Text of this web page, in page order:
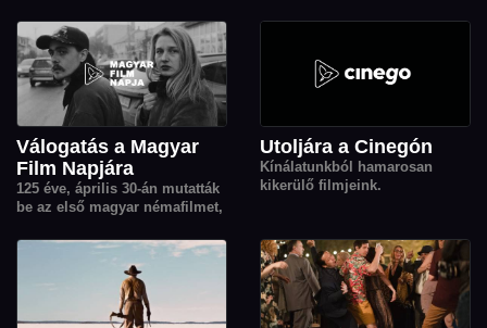
Seydoux-t, a kortárs európai
film egyik legkarakteresebb
színésznőjét.
gondtalan kikapcsolódásért.
Válogatás a Magyar
Film Napjára
125 éve, április 30-án mutatták
be az első magyar némafilmet,
Napján. Ebből az alkalomból
12 magyar filmet gyűjtöttünk
össze nektek, a válogatásban
Simonyi Balázs Kékkör című,
tíz részes országjáró sorozata
Utoljára a Cinegón
Kínálatunkból hamarosan
kikerülő filmjeink.